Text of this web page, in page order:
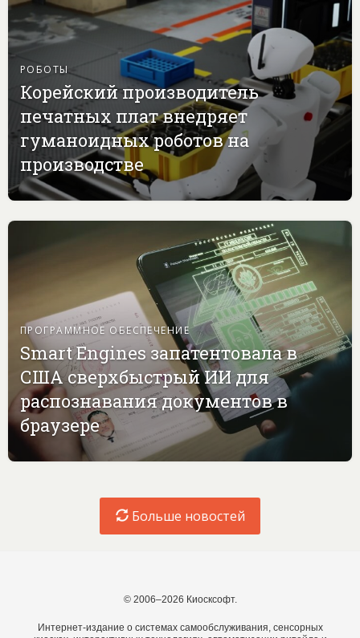
РОБОТЫ
Корейский производитель
печатных плат внедряет
гуманоидных роботов на
производстве
ПРОГРАММНОЕ ОБЕСПЕЧЕНИЕ
Smart Engines запатентовала в
США сверхбыстрый ИИ для
распознавания документов в
браузере
Больше новостей
© 2006–2026 Киосксофт.
Интернет-издание о системах самообслуживания, сенсорных